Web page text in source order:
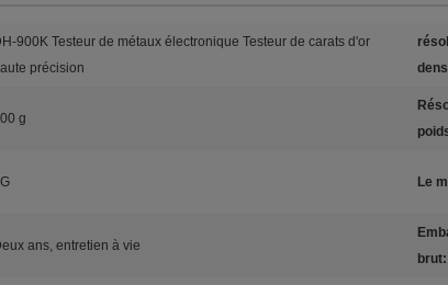
900K Testeur de métaux électronique Testeur de carats d'or
précision
g
Le
ans, entretien à vie
brut: